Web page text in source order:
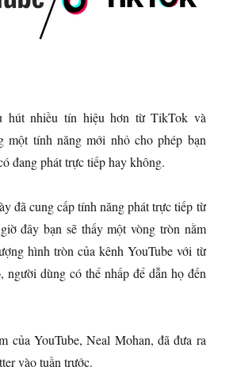
hút nhiều tín hiệu hơn từ TikTok và
một tính năng mới nhỏ cho phép bạn
đang phát trực tiếp hay không.
đã cung cấp tính năng phát trực tiếp từ
đây bạn sẽ thấy một vòng tròn nằm
hình tròn của kênh YouTube với từ
người dùng có thể nhấp để dẫn họ đến
của YouTube, Neal Mohan, đã đưa ra
vào tuần trước.